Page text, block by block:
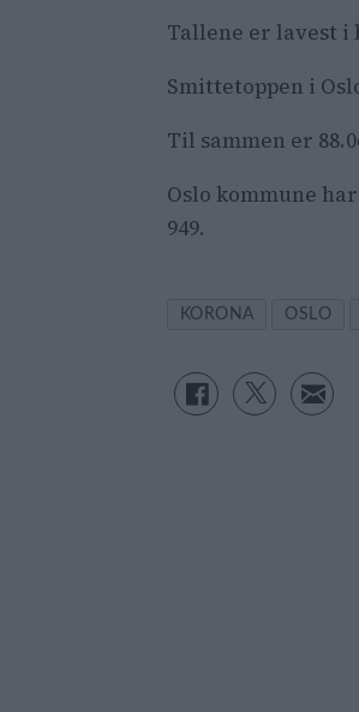
Tallene er lavest i
Smittetoppen i
Til sammen er
Oslo kommune
949.
KORONA OSLO